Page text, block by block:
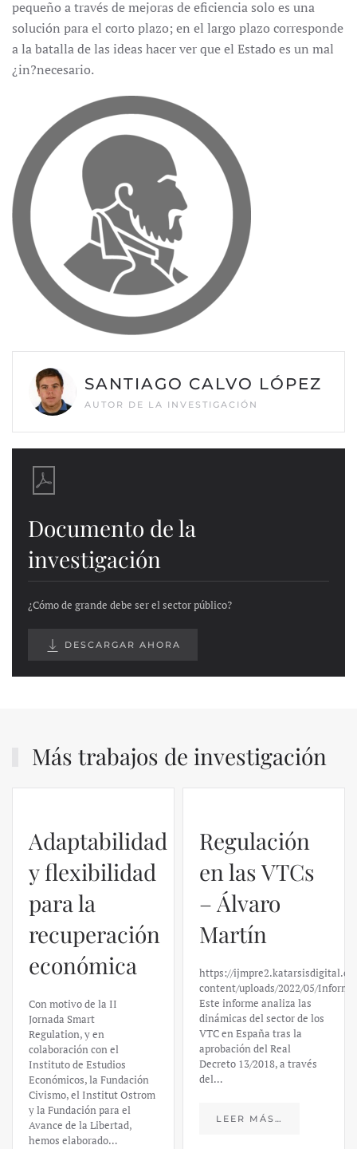
pequeño a través de mejoras de eficiencia solo es una
solución para el corto plazo; en el largo plazo corresponde
a la batalla de las ideas hacer ver que el Estado es un mal
¿in?necesario.
SANTIAGO CALVO LÓPEZ
AUTOR DE LA INVESTIGACIÓN
Documento de la
investigación
¿Cómo de grande debe ser el sector público?
DESCARGAR AHORA
Más trabajos de investigación
Adaptabilidad
y flexibilidad
para la
recuperación
económica
Con motivo de la II
Jornada Smart
Regulation, y en
colaboración con el
Instituto de Estudios
Económicos, la Fundación
Civismo, el Institut Ostrom
y la Fundación para el
Avance de la Libertad,
hemos elaborado…
Regulación
en las VTCs
– Álvaro
Martín
https://
content/uploads/2022/05/
Este informe analiza las
dinámicas del sector de los
VTC en España tras la
aprobación del Real
Decreto 13/2018, a través
del…
LEER MÁS…